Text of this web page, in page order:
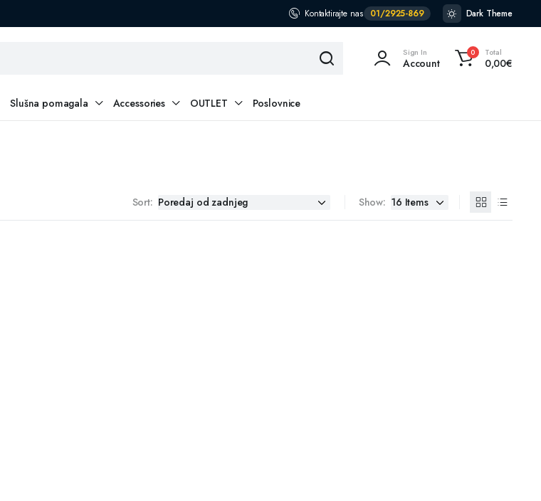
Kontaktirajte nas 01/2925-869 Dark Theme
Sign In
Account
0 Total
0,00€
Slušna pomagala Accessories OUTLET Poslovnice
Sort: Show: